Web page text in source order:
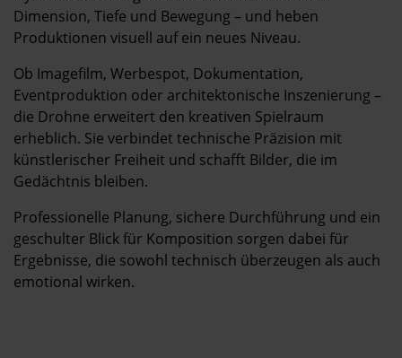
Dimension, Tiefe und Bewegung – und heben
Produktionen visuell auf ein neues Niveau.
Ob Imagefilm, Werbespot, Dokumentation,
Eventproduktion oder architektonische Inszenierung –
die Drohne erweitert den kreativen Spielraum
erheblich. Sie verbindet technische Präzision mit
künstlerischer Freiheit und schafft Bilder, die im
Gedächtnis bleiben.
Professionelle Planung, sichere Durchführung und ein
geschulter Blick für Komposition sorgen dabei für
Ergebnisse, die sowohl technisch überzeugen als auch
emotional wirken.